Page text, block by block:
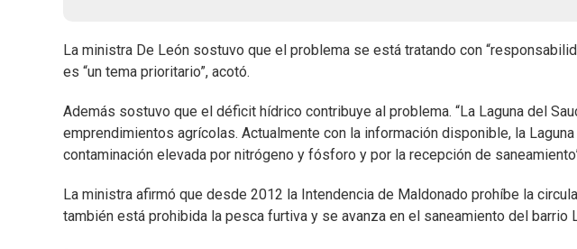
La ministra De León sostuvo que el problema se está tratando con
es “un tema prioritario”, acotó.
Además sostuvo que el déficit hídrico contribuye al problema. “La Laguna del
emprendimientos agrícolas. Actualmente con la información disponible, la
contaminación elevada por nitrógeno y fósforo y por la recepción de
La ministra afirmó que desde 2012 la Intendencia de Maldonado prohíbe la
también está prohibida la pesca furtiva y se avanza en el saneamiento del barrio